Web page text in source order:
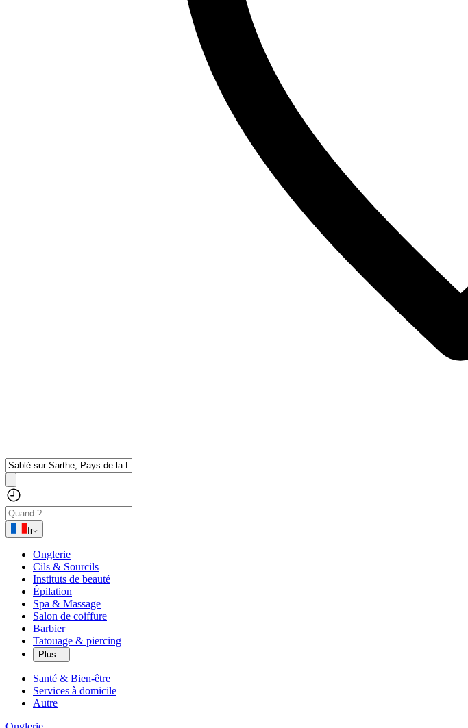
fr
Onglerie
Cils & Sourcils
Instituts de beauté
Épilation
Spa & Massage
Salon de coiffure
Barbier
Tatouage & piercing
Plus...
Santé & Bien-être
Services à domicile
Autre